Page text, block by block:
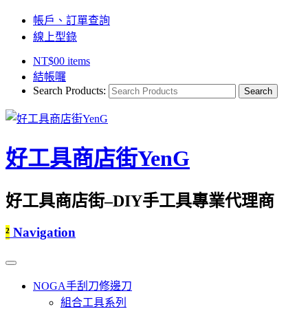
帳戶、訂單查詢
線上型錄
NT$00 items
結帳囉
Search Products:
好工具商店街YenG
好工具商店街–DIY手工具專業代理商
² Navigation
NOGA手刮刀修邊刀
組合工具系列